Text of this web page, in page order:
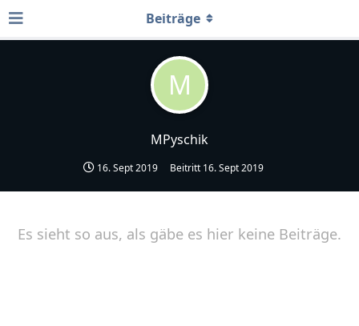
M
MPyschik
16. Sept 2019 Beitritt 16. Sept 2019
Beiträge
Es sieht so aus, als gäbe es hier keine Beiträge.